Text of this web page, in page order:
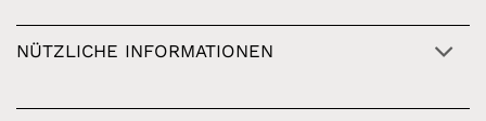
NÜTZLICHE INFORMATIONEN